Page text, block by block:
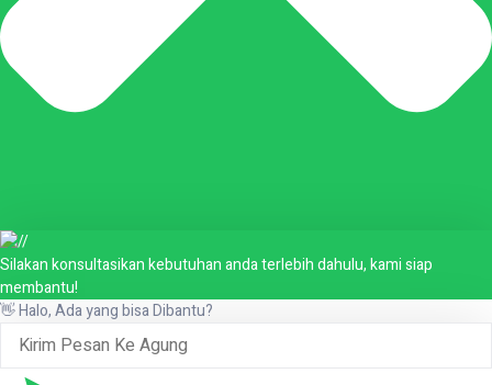
Silakan konsultasikan kebutuhan anda terlebih dahulu, kami siap
membantu!
👋 Halo, Ada yang bisa Dibantu?